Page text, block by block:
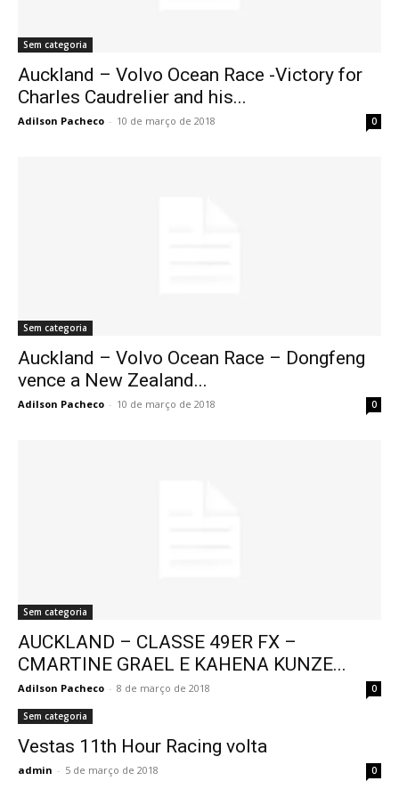
Sem categoria
Auckland – Volvo Ocean Race -Victory for
Charles Caudrelier and his...
Adilson Pacheco - 10 de março de 2018 0
Sem categoria
Auckland – Volvo Ocean Race – Dongfeng
vence a New Zealand...
Adilson Pacheco - 10 de março de 2018 0
Sem categoria
AUCKLAND – CLASSE 49ER FX –
CMARTINE GRAEL E KAHENA KUNZE...
Adilson Pacheco - 8 de março de 2018 0
Sem categoria
Vestas 11th Hour Racing volta
admin - 5 de março de 2018 0